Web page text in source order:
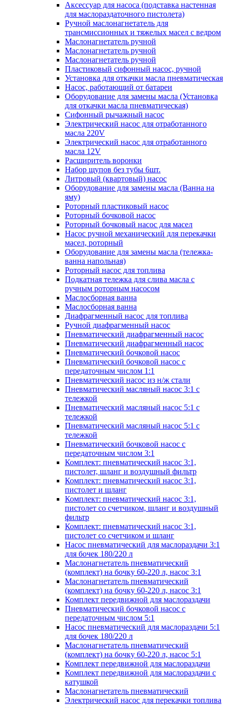
Аксессуар для насоса (подставка настенная
для маслораздаточного пистолета)
Ручной маслонагнетатель для
трансмиссионных и тяжелых масел с ведром
Маслонагнетатель ручной
Маслонагнетатель ручной
Маслонагнетатель ручной
Пластиковый сифонный насос, ручной
Установка для откачки масла пневматическая
Насос, работающий от батареи
Оборудование для замены масла (Установка
для откачки масла пневматическая)
Сифонный рычажный насос
Электрический насос для отработанного
масла 220V
Электрический насос для отработанного
масла 12V
Расширитель воронки
Набор щупов без тубы 6шт.
Литровый (квартовый) насос
Оборудование для замены масла (Ванна на
яму)
Роторный пластиковый насос
Роторный бочковой насос
Роторный бочковый насос для масел
Насос ручной механический для перекачки
масел, роторный
Оборудование для замены масла (тележка-
ванна напольная)
Роторный насос для топлива
Подкатная тележка для слива масла с
ручным роторным насосом
Маслосборная ванна
Маслосборная ванна
Диафрагменный насос для топлива
Ручной диафрагменный насос
Пневматический диафрагменный насос
Пневматический диафрагменный насос
Пневматический бочковой насос
Пневматический бочковой насос с
передаточным числом 1:1
Пневматический насос из н/ж стали
Пневматический масляный насос 3:1 с
тележкой
Пневматический масляный насос 5:1 с
тележкой
Пневматический масляный насос 5:1 с
тележкой
Пневматический бочковой насос с
передаточным числом 3:1
Комплект: пневматический насос 3:1,
пистолет, шланг и воздушный фильтр
Комплект: пневматический насос 3:1,
пистолет и шланг
Комплект: пневматический насос 3:1,
пистолет со счетчиком, шланг и воздушный
фильтр
Комплект: пневматический насос 3:1,
пистолет со счетчиком и шланг
Насос пневматический для маслораздачи 3:1
для бочек 180/220 л
Маслонагнетатель пневматический
(комплект) на бочку 60-220 л, насос 3:1
Маслонагнетатель пневматический
(комплект) на бочку 60-220 л, насос 3:1
Комплект передвижной для маслораздачи
Пневматический бочковой насос с
передаточным числом 5:1
Насос пневматический для маслораздачи 5:1
для бочек 180/220 л
Маслонагнетатель пневматический
(комплект) на бочку 60-220 л, насос 5:1
Комплект передвижной для маслораздачи
Комплект передвижной для маслораздачи с
катушкой
Маслонагнетатель пневматический
Электрический насос для перекачки топлива